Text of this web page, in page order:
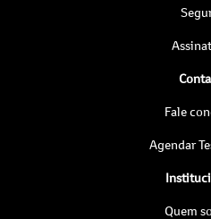
Fale
Agendar
Quem